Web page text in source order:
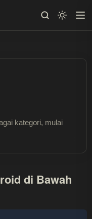
kategori, mulai
di Bawah